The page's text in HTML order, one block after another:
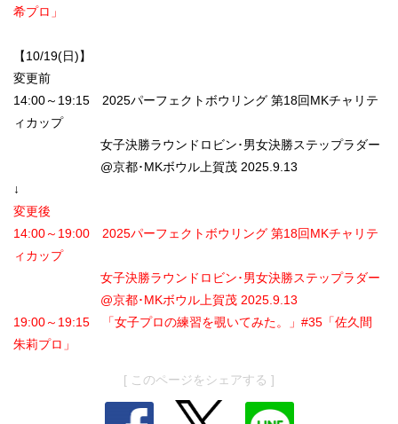
希プロ」
【10/19(日)】
変更前
14:00～19:15 2025パーフェクトボウリング 第18回MKチャリテ
ィカップ
女子決勝ラウンドロビン･男女決勝ステップラダー
@京都･MKボウル上賀茂 2025.9.13
↓
変更後
14:00～19:00 2025パーフェクトボウリング 第18回MKチャリテ
ィカップ
女子決勝ラウンドロビン･男女決勝ステップラダー
@京都･MKボウル上賀茂 2025.9.13
19:00～19:15 「女子プロの練習を覗いてみた。」#35「佐久間
朱莉プロ」
[ このページをシェアする ]